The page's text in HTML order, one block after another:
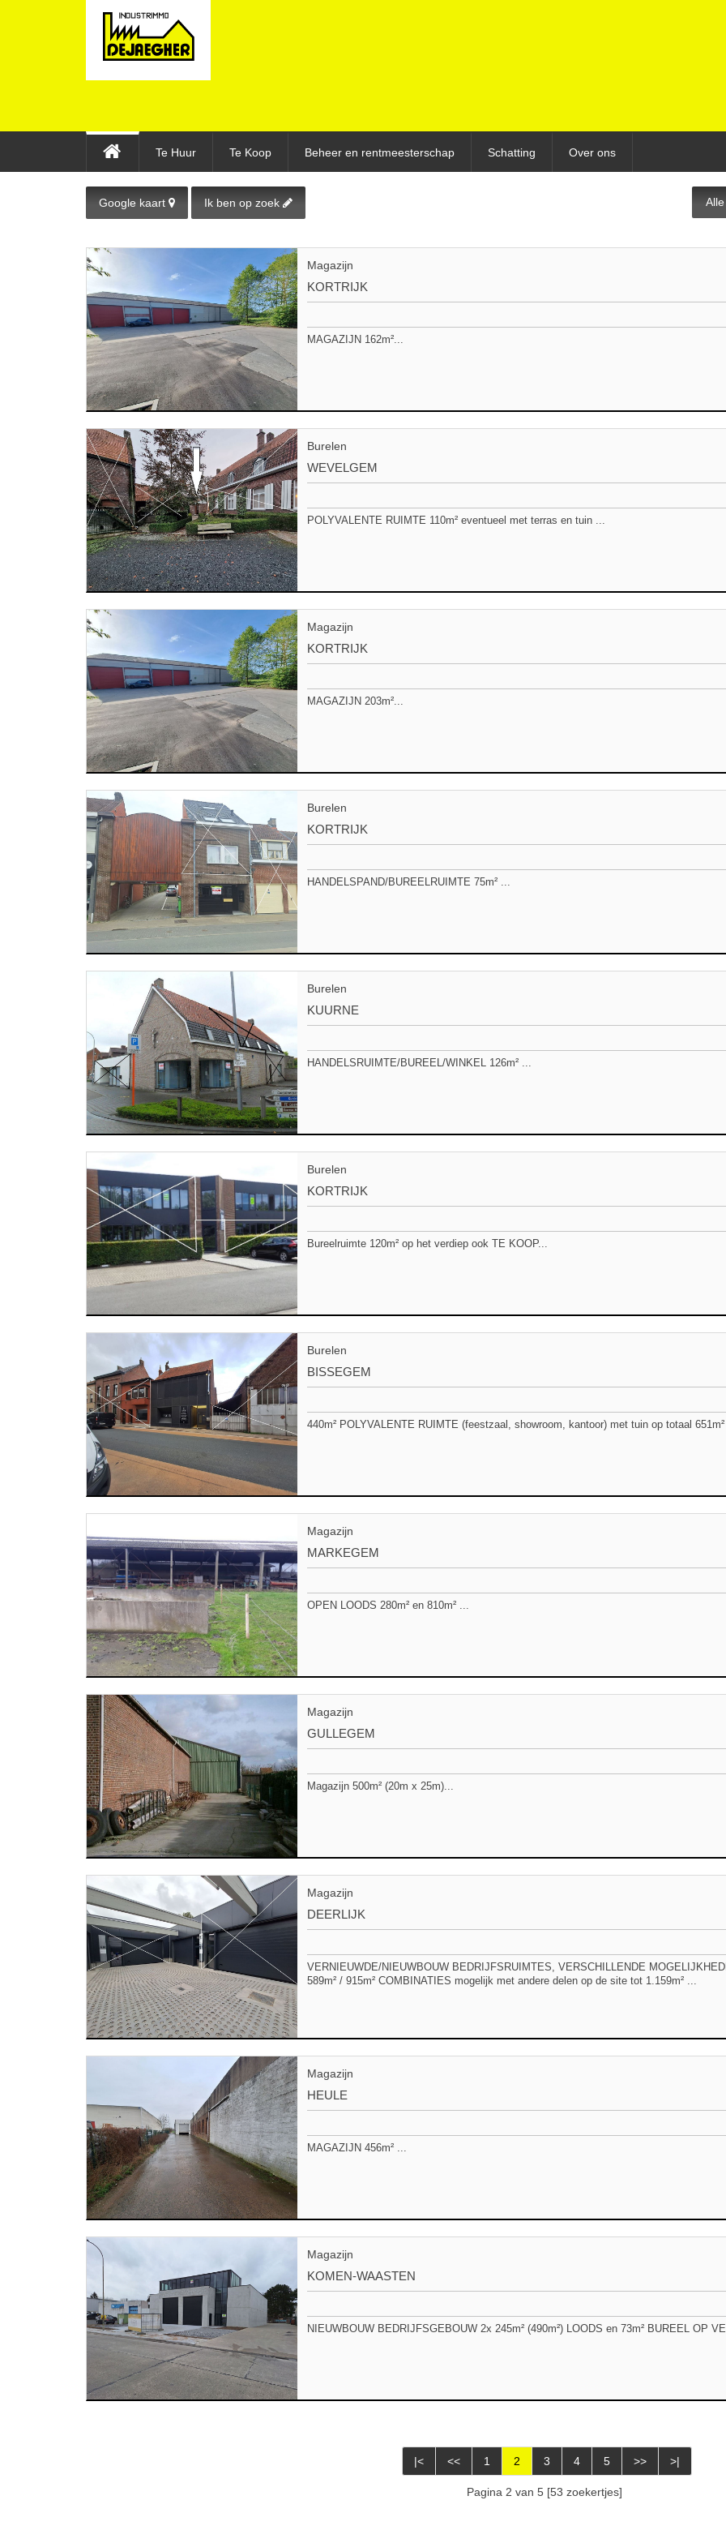
Te Huur Te Koop Beheer en rentmeesterschap Schatting Over ons
Google kaart Ik ben op zoek
Magazijn
KORTRIJK
MAGAZIJN 162m²...
Burelen
WEVELGEM
POLYVALENTE RUIMTE 110m² eventueel met terras en tuin ...
Magazijn
KORTRIJK
MAGAZIJN 203m²...
Burelen
KORTRIJK
HANDELSPAND/BUREELRUIMTE 75m² ...
Burelen
KUURNE
HANDELSRUIMTE/BUREEL/WINKEL 126m² ...
Burelen
KORTRIJK
Bureelruimte 120m² op het verdiep ook TE KOOP...
Burelen
BISSEGEM
440m² POLYVALENTE RUIMTE (feestzaal, showroom, kantoor) met tuin op totaal
Magazijn
MARKEGEM
OPEN LOODS 280m² en 810m² ...
Magazijn
GULLEGEM
Magazijn 500m² (20m x 25m)...
Magazijn
DEERLIJK
VERNIEUWDE/NIEUWBOUW BEDRIJFSRUIMTES, VERSCHILLENDE
589m² / 915m² COMBINATIES mogelijk met andere delen op de site tot 1.159m² ...
Magazijn
HEULE
MAGAZIJN 456m² ...
Magazijn
KOMEN-WAASTEN
NIEUWBOUW BEDRIJFSGEBOUW 2x 245m² (490m²) LOODS en 73m² BUREEL OP
|< << 1 2 3 4 5 >> >|
Pagina 2 van 5 [53 zoekertjes]